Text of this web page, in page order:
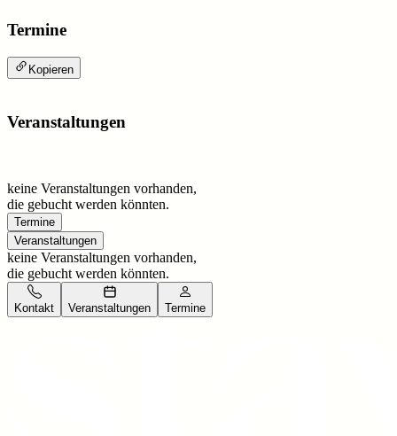
Termine
Kopieren
Veranstaltungen
keine Veranstaltungen vorhanden,
die gebucht werden könnten.
Termine
Veranstaltungen
keine Veranstaltungen vorhanden,
die gebucht werden könnten.
Kontakt Veranstaltungen Termine